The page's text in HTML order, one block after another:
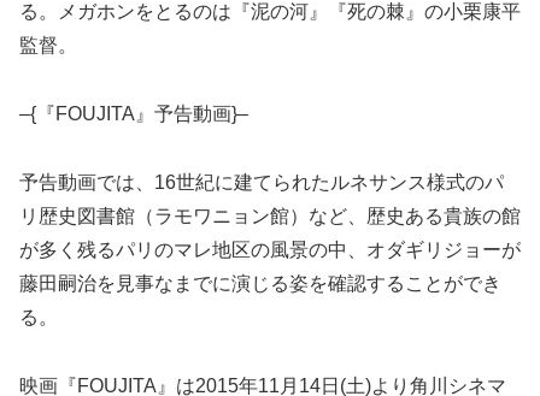
る。メガホンをとるのは『泥の河』『死の棘』の小栗康平
監督。
–{『FOUJITA』予告動画}–
予告動画では、16世紀に建てられたルネサンス様式のパ
リ歴史図書館（ラモワニョン館）など、歴史ある貴族の館
が多く残るパリのマレ地区の風景の中、オダギリジョーが
藤田嗣治を見事なまでに演じる姿を確認することができ
る。
映画『FOUJITA』は2015年11月14日(土)より角川シネマ